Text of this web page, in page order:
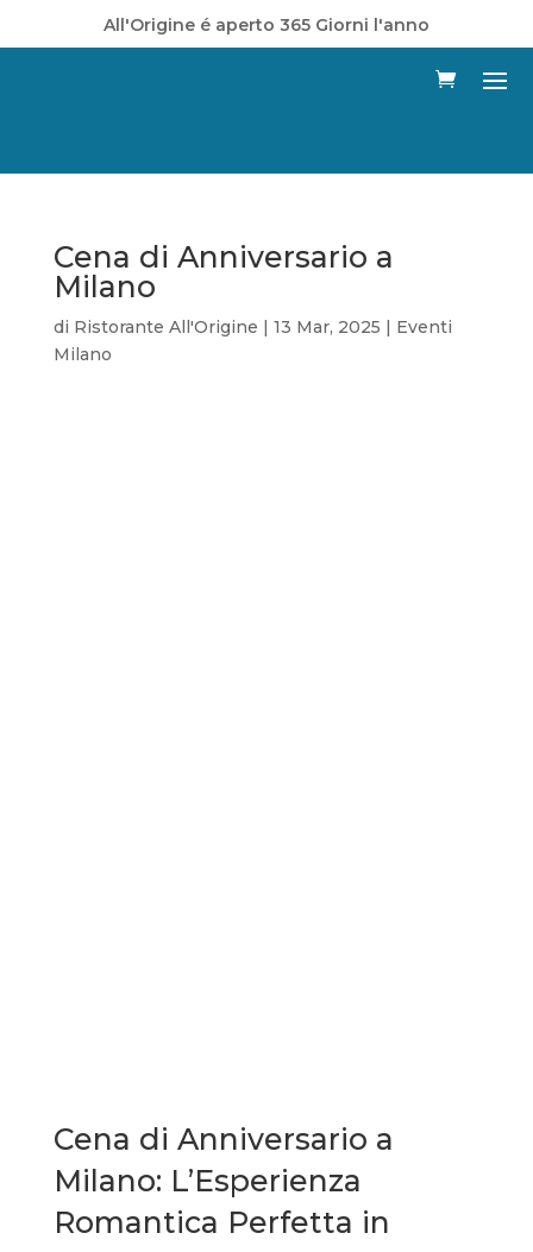
All'Origine é aperto 365 Giorni l'anno
Cena di Anniversario a
Milano
di Ristorante All'Origine | 13 Mar, 2025 | Eventi
Milano
Cena di Anniversario a
Milano: L’Esperienza
Romantica Perfetta in